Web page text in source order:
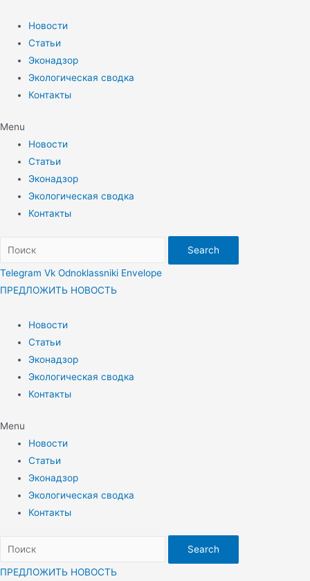
содержимому
Новости
Статьи
Эконадзор
Экологическая сводка
Контакты
Menu
Новости
Статьи
Эконадзор
Экологическая сводка
Контакты
Search
Telegram Vk Odnoklassniki Envelope
ПРЕДЛОЖИТЬ НОВОСТЬ
Новости
Статьи
Эконадзор
Экологическая сводка
Контакты
Menu
Новости
Статьи
Эконадзор
Экологическая сводка
Контакты
Search
ПРЕДЛОЖИТЬ НОВОСТЬ